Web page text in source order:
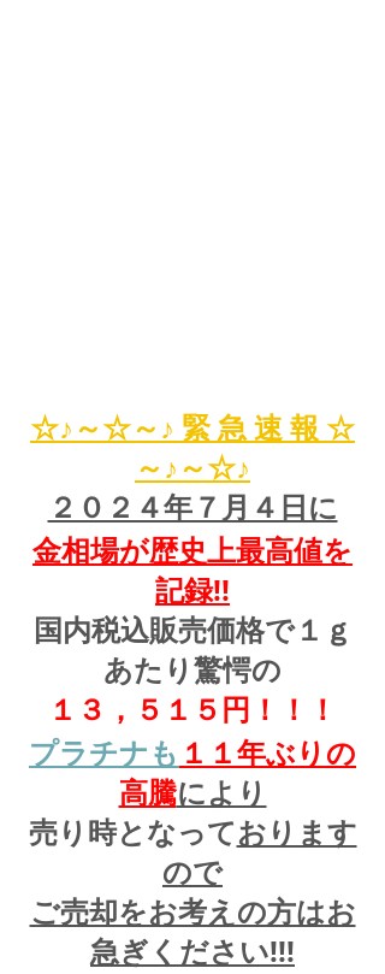
☆♪～☆～♪ 緊 急 速 報 ☆
～♪～☆♪
２０２４年７月４日に
金相場が歴史上最高値を
記録!!
国内税込販売価格で１ｇ
あたり驚愕の
１３，５１５円！！！
プラチナも １１年ぶりの
高騰により
売り時となっております
ので
ご売却をお考えの方はお
急ぎください!!!